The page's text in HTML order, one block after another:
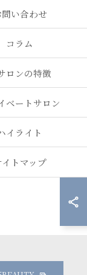
問い合わせ
コラム
ロンの特徴
ベートサロン
イライト
イトマップ
かし 脱白髪染め ALL